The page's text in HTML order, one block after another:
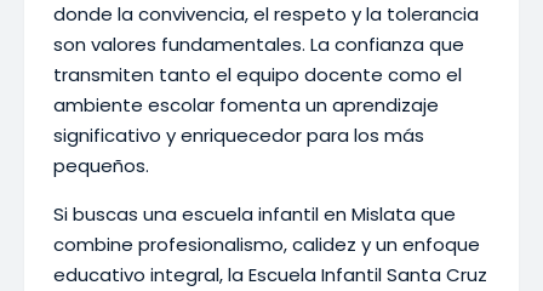
donde la convivencia, el respeto y la tolerancia
son valores fundamentales. La confianza que
transmiten tanto el equipo docente como el
ambiente escolar fomenta un aprendizaje
significativo y enriquecedor para los más
pequeños.
Si buscas una escuela infantil en Mislata que
combine profesionalismo, calidez y un enfoque
educativo integral, la Escuela Infantil Santa Cruz